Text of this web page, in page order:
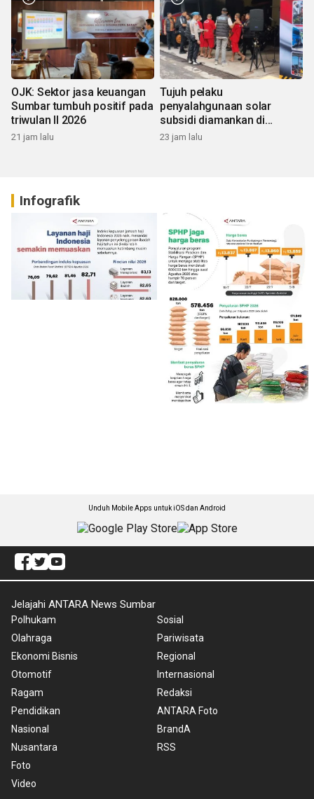
OJK: Sektor jasa keuangan
Sumbar tumbuh positif pada
triwulan II 2026
21 jam lalu
Tujuh pelaku
penyalahgunaan solar
subsidi diamankan di
Sumbar
23 jam lalu
Infografik
Unduh Mobile Apps untuk iOS dan Android
Jelajahi ANTARA News Sumbar
Polhukam
Olahraga
Ekonomi Bisnis
Otomotif
Ragam
Pendidikan
Nasional
Nusantara
Foto
Video
Sosial
Pariwisata
Regional
Internasional
Redaksi
ANTARA Foto
BrandA
RSS